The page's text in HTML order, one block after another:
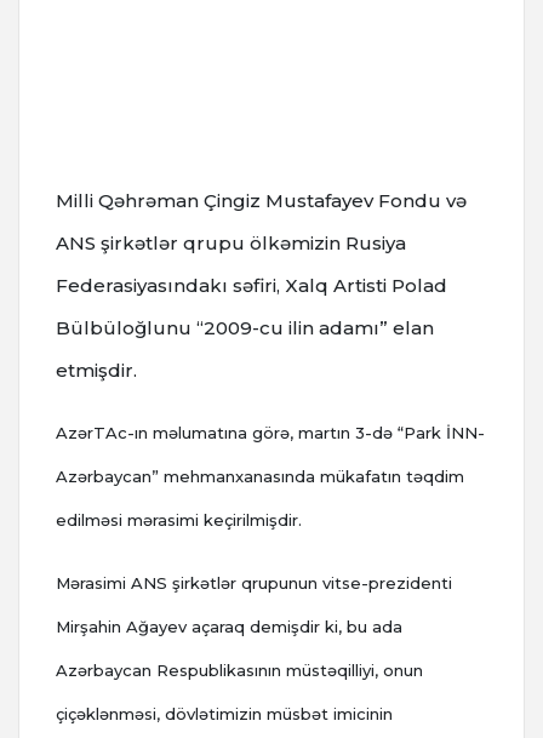
Milli Qəhrəman Çingiz Mustafayev Fondu və
ANS şirkətlər qrupu ölkəmizin Rusiya
Federasiyasındakı səfiri, Xalq Artisti Polad
Bülbüloğlunu “2009-cu ilin adamı” elan
etmişdir.
AzərTAc-ın məlumatına görə, martın 3-də “Park İNN-
Azərbaycan” mehmanxanasında mükafatın təqdim
edilməsi mərasimi keçirilmişdir.
Mərasimi ANS şirkətlər qrupunun vitse-prezidenti
Mirşahin Ağayev açaraq demişdir ki, bu ada
Azərbaycan Respublikasının müstəqilliyi, onun
çiçəklənməsi, dövlətimizin müsbət imicinin